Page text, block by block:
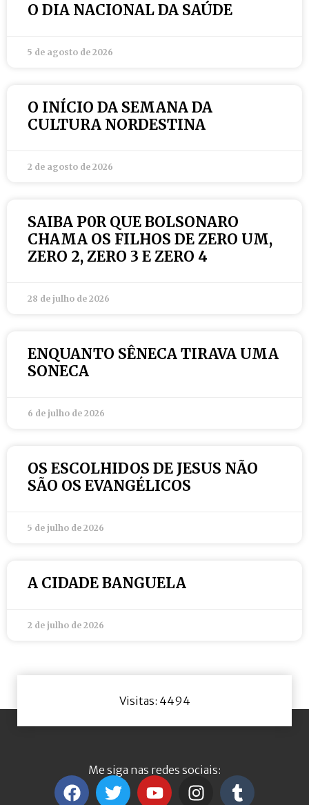
O DIA NACIONAL DA SAÚDE
5 de agosto de 2026
O INÍCIO DA SEMANA DA
CULTURA NORDESTINA
2 de agosto de 2026
SAIBA P0R QUE BOLSONARO
CHAMA OS FILHOS DE ZERO UM,
ZERO 2, ZERO 3 E ZERO 4
28 de julho de 2026
ENQUANTO SÊNECA TIRAVA UMA
SONECA
6 de julho de 2026
OS ESCOLHIDOS DE JESUS NÃO
SÃO OS EVANGÉLICOS
5 de julho de 2026
A CIDADE BANGUELA
2 de julho de 2026
Visitas: 4494
Me siga nas redes sociais: